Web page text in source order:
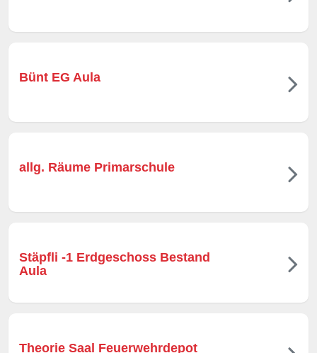
Bünt EG Aula
allg. Räume Primarschule
Stäpfli -1 Erdgeschoss Bestand
Aula
Theorie Saal Feuerwehrdepot